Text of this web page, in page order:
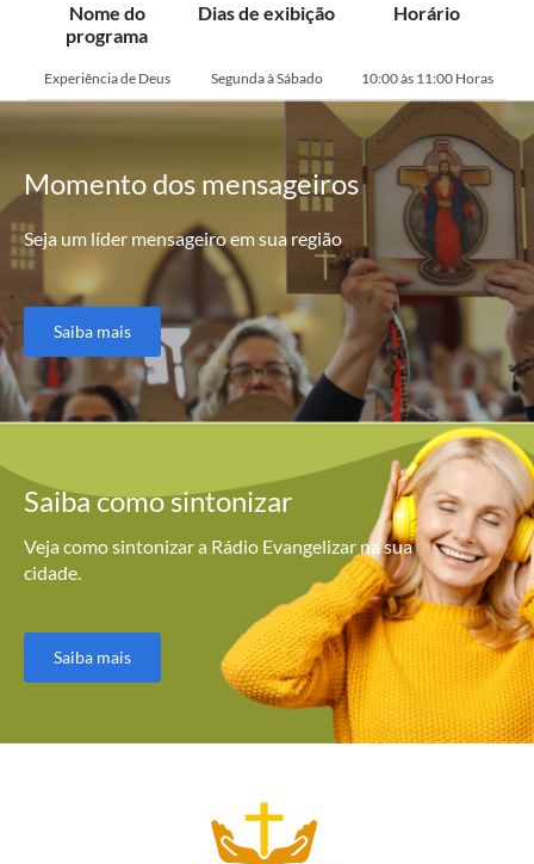
Nome do
programa
Dias de exibição Horário
Experiência de Deus Segunda à Sábado 10:00 às 11:00 Horas
Momentodos mensageiros
Seja um líder mensageiro em sua região
Saiba mais
Saiba comosintonizar
Veja como sintonizar a Rádio Evangelizar na sua
cidade.
Saiba mais